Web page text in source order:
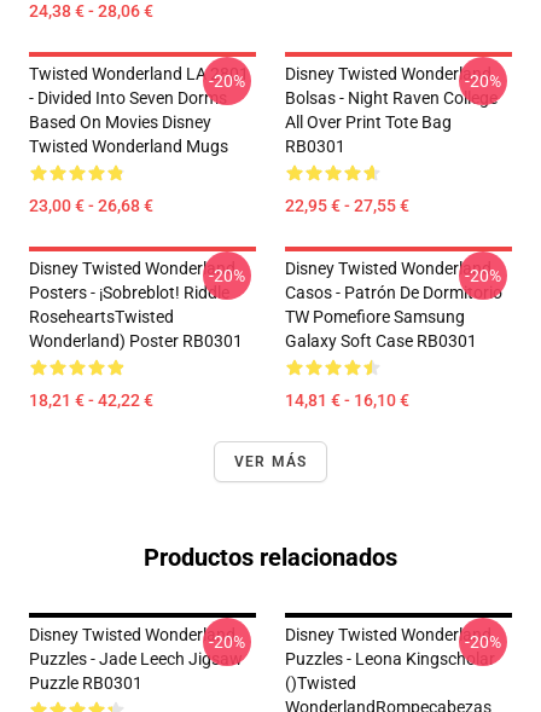
24,38 € - 28,06 €
Twisted Wonderland LA 2801
- Divided Into Seven Dorms
Based On Movies Disney
Twisted Wonderland Mugs
23,00 € - 26,68 €
-20%
Disney Twisted Wonderland
Bolsas - Night Raven College
All Over Print Tote Bag
RB0301
22,95 € - 27,55 €
-20%
Disney Twisted Wonderland
Posters - ¡Sobreblot! Riddle
RoseheartsTwisted
Wonderland) Poster RB0301
18,21 € - 42,22 €
-20%
Disney Twisted Wonderland
Casos - Patrón De Dormitorio
TW Pomefiore Samsung
Galaxy Soft Case RB0301
14,81 € - 16,10 €
-20%
VER MÁS
Productos relacionados
Disney Twisted Wonderland
Puzzles - Jade Leech Jigsaw
Puzzle RB0301
-20%
Disney Twisted Wonderland
Puzzles - Leona Kingscholar
()Twisted
WonderlandRompecabezas
-20%